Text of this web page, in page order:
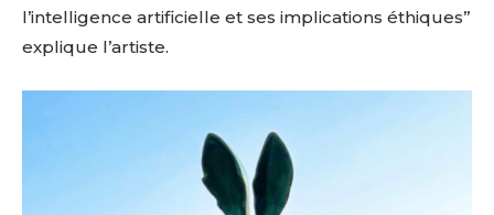
l’intelligence artificielle et ses implications éthiques”
explique l’artiste.